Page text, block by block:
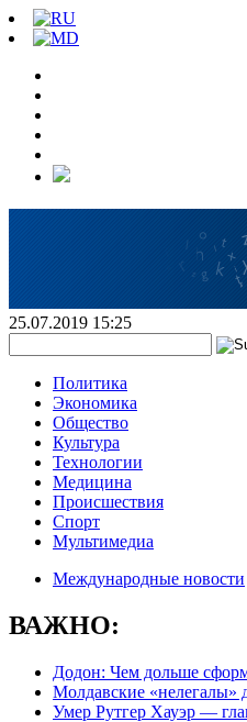
25.07.2019 15:25
Политика
Экономика
Общество
Культура
Технологии
Медицина
Происшествия
Спорт
Мультимедиа
Международные новости
ВАЖНО:
Додон: Чем дольше
Молдавские «нелегалы»
Умер Рутгер Хауэр —